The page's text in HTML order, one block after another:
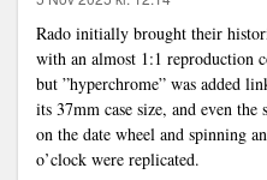
Rado initially brought their
with an almost 1:1 reproduction
but ”hyperchrome” was added
its 37mm case size, and even
on the date wheel and spinning
o’clock were replicated.